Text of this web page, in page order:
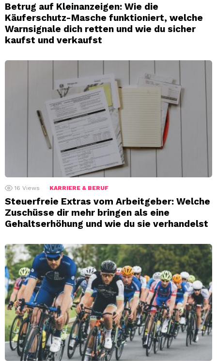
Betrug auf Kleinanzeigen: Wie die
Käuferschutz-Masche funktioniert, welche
Warnsignale dich retten und wie du sicher
kaufst und verkaufst
16 Views KARRIERE & BERUF
Steuerfreie Extras vom Arbeitgeber: Welche
Zuschüsse dir mehr bringen als eine
Gehaltserhöhung und wie du sie verhandelst